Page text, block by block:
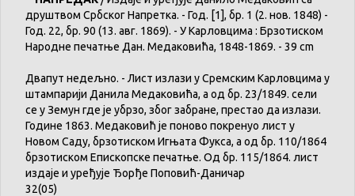
друштвом СрбскогНапретка. - Год. [1], бр. 1 (2. нов. 1848) -
Год. 22, бр. 90 (13. авг. 1869). - УКарловцима : Брзотиском
Народне печатње Дан. Медаковића, 1848-1869. - 39 cm
Двапут недељно. - Лист излази уСремским Карловцима у
штампарији Данила Медаковића, а од бр. 23/1849. сели
се уЗемун где је убрзо, збогзабране, престао да излази.
Године 1863. Медаковић је поново покренуо лист у
Новом Саду, брзотиском Игњата Фукса, а од бр. 110/1864
брзотиском Епископске печатње. Од бр. 115/1864. лист
издаје и уређује Ђорђе Поповић-Даничар
32(05)